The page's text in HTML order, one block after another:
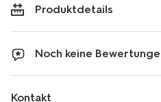
Produktdetails
Noch keine
Kontakt